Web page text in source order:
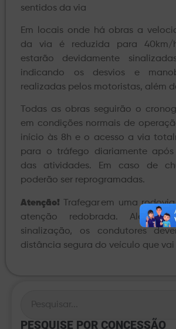
PESQUISE POR CONCESSÃO​
sentidos da via
Em locais onde há obras a
da via é reduzida para 40km/
estarão devidamente
indicando os desvios e
realizadas pelos motoristas, além
Todas as obras seguirão o
em condições normais de
início às 8h e o acesso a via
para o tráfego diariamente
das atividades. Em caso de
poderão ser reprogramadas.
Atenção! Trafegar em uma
atenção redobrada. Além
sinalização, os condutores
distância segura do veículo que vai